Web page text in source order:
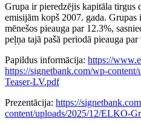
Grupa ir pieredzējis kapitāla tirgus
emisijām kopš 2007. gada.
mēnešos pieauga par 12.3%,
peļņa tajā pašā periodā pieauga
Papildus informācija: https://
https://signetbank.com/wp-
Teaser-LV.pdf
Prezentācija: https://
content/uploads/2025/12/ELKO-